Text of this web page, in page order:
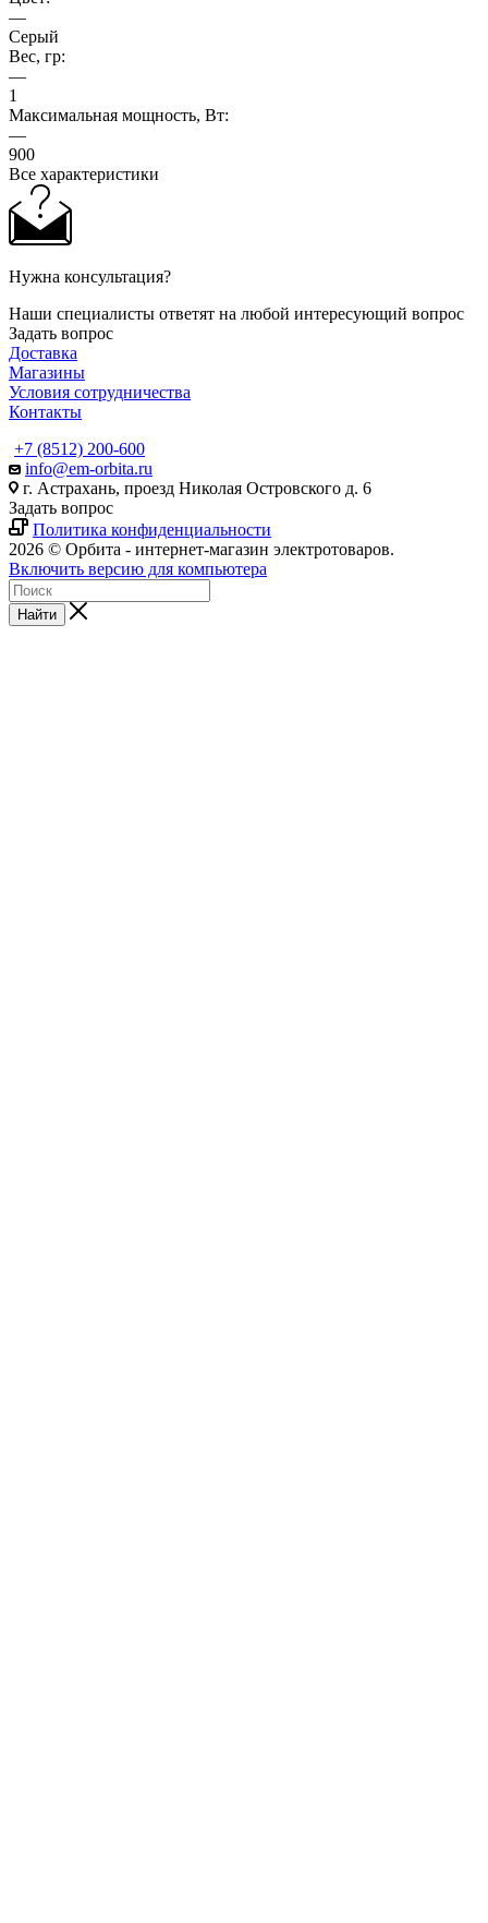
—
Серый
Вес, гр:
—
1
Максимальная мощность, Вт:
—
900
Все характеристики
Нужна консультация?
Наши специалисты ответят на любой интересующий вопрос
Задать вопрос
Доставка
Магазины
Условия сотрудничества
Контакты
+7 (8512) 200-600
info@em-orbita.ru
г. Астрахань, проезд Николая Островского д. 6
Задать вопрос
Политика конфиденциальности
2026 © Орбита - интернет-магазин электротоваров.
Включить версию для компьютера
Найти